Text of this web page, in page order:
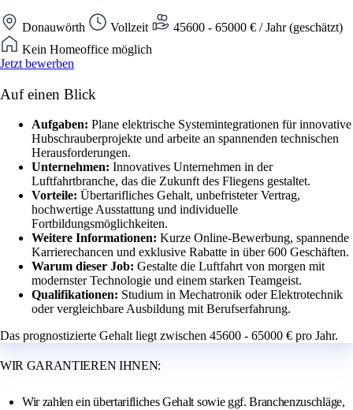
Donauwörth Vollzeit
45600 - 65000 € / Jahr (geschätzt)
Kein Homeoffice möglich
Jetzt bewerben
Auf einen Blick
Aufgaben: Plane elektrische Systemintegrationen für innovative
Hubschrauberprojekte und arbeite an spannenden technischen
Herausforderungen.
Unternehmen: Innovatives Unternehmen in der
Luftfahrtbranche, das die Zukunft des Fliegens gestaltet.
Vorteile: Übertarifliches Gehalt, unbefristeter Vertrag,
hochwertige Ausstattung und individuelle
Fortbildungsmöglichkeiten.
Weitere Informationen: Kurze Online-Bewerbung, spannende
Karrierechancen und exklusive Rabatte in über 600 Geschäften.
Warum dieser Job: Gestalte die Luftfahrt von morgen mit
modernster Technologie und einem starken Teamgeist.
Qualifikationen: Studium in Mechatronik oder Elektrotechnik
oder vergleichbare Ausbildung mit Berufserfahrung.
Das prognostizierte Gehalt liegt zwischen 45600 - 65000 € pro Jahr.
WIR GARANTIEREN IHNEN:
Wir zahlen ein übertarifliches Gehalt sowie ggf. Branchenzuschläge,